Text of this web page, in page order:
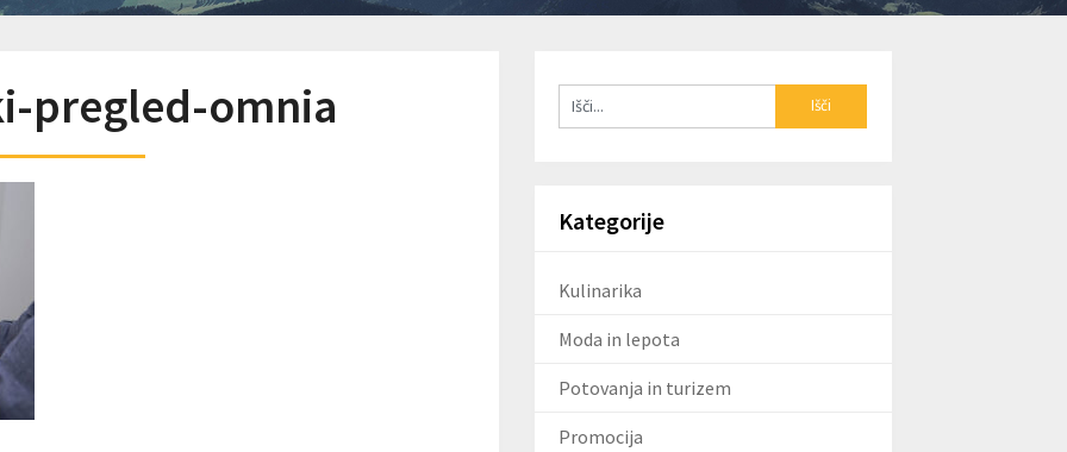
pregled-omnia
Kategorije
Kulinarika
Moda in lepota
Potovanja in turizem
Promocija